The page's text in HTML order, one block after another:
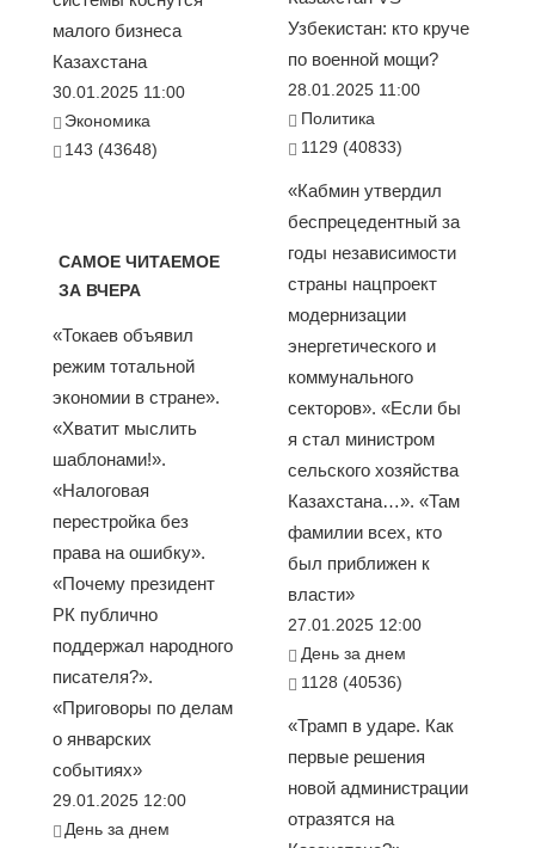
малого бизнеса
Казахстана
30.01.2025 11:00
Экономика
143 (43648)
САМОЕ ЧИТАЕМОЕ
ЗА ВЧЕРА
«Токаев объявил
режим тотальной
экономии в стране».
«Хватит мыслить
шаблонами!».
«Налоговая
перестройка без
права на ошибку».
«Почему президент
РК публично
поддержал народного
писателя?».
«Приговоры по делам
о январских
событиях»
29.01.2025 12:00
День за днем
Узбекистан: кто круче
по военной мощи?
28.01.2025 11:00
Политика
1129 (40833)
«Кабмин утвердил
беспрецедентный за
годы независимости
страны нацпроект
модернизации
энергетического и
коммунального
секторов». «Если бы
я стал министром
сельского хозяйства
Казахстана…». «Там
фамилии всех, кто
был приближен к
власти»
27.01.2025 12:00
День за днем
1128 (40536)
«Трамп в ударе. Как
первые решения
новой администрации
отразятся на